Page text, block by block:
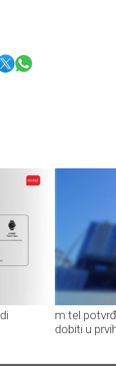
m:tel
dobiti u